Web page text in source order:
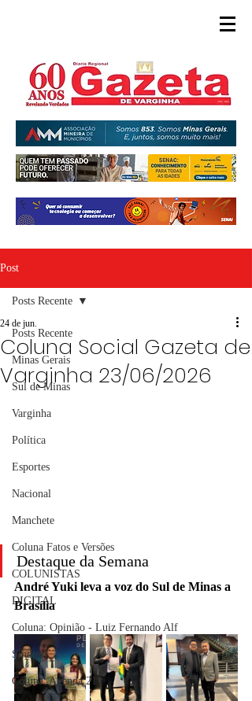
Post
Posts Recente
Minas Gerais
Sul de Minas
Varginha
Política
Esportes
Nacional
Manchete
Coluna Fatos e Versões
COLUNISTAS
DIGITAL
Coluna: Opinião - Luiz Fernando Alf
Sindjori
Coluna: Agenda 21
Posts Recente
Coluna Social Gazeta de
Varginha 23/06/2026
24 de jun.
Destaque da Semana
André Yuki leva a voz do Sul de Minas a
Brasília